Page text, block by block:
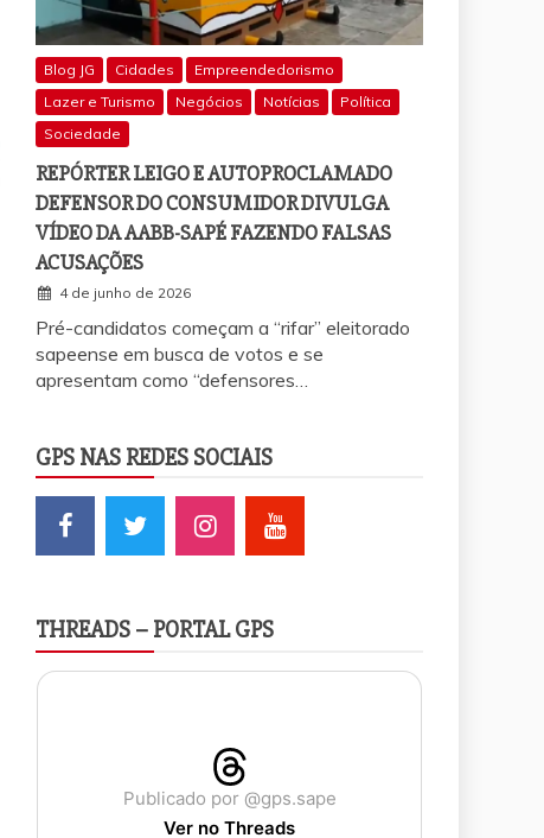
Blog JG Cidades
Empreendedorismo
Lazer e Turismo
Negócios Notícias
Política
Sociedade
REPÓRTER LEIGO E AUTOPROCLAMADO
DEFENSOR DO CONSUMIDOR DIVULGA
VÍDEO DA AABB-SAPÉ FAZENDO FALSAS
ACUSAÇÕES
4 de junho de 2026
Pré-candidatos começam a “rifar” eleitorado
sapeense em busca de votos e se
apresentam como “defensores…
GPS NAS REDES SOCIAIS
THREADS – PORTAL GPS
Publicado por @gps.sape
Ver no Threads